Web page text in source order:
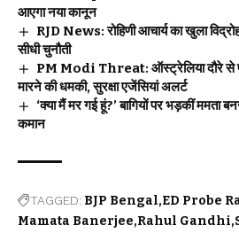
आएगा नया कानून
RJD News: रोहिणी आचार्य का खुला
सीधी चुनौती
PM Modi Threat: ऑस्ट्रेलिया दौरे से
मारने की धमकी, सुरक्षा एजेंसियां अलर्ट
‘क्या मैं मर गई हूं?’ बागियों पर भड़कीं ममता
कमान
TAGGED: BJP Bengal ED Probe
Mamata Banerjee Rahul Gandhi